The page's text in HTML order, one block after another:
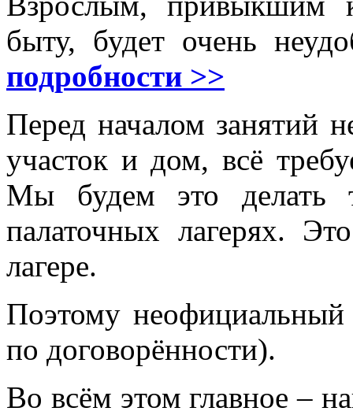
быту, будет очень
подробности >>
Перед началом занятий
участок и дом, всё
Мы будем это делать
палаточных лагерях.
лагере.
Поэтому неофициальный
по договорённости).
Во всём этом главное –